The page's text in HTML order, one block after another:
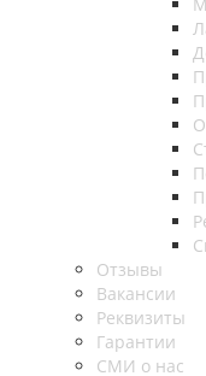
Отзывы
Вакансии
Реквизиты
Гарантии
СМИ о нас